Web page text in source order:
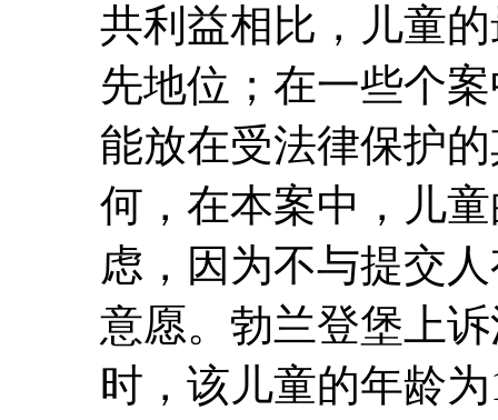
共利益相比，儿童
先地位；在一些个
能放在受法律保护
何，在本案中，儿
虑，因为不与提交
意愿。勃兰登堡上
时，该儿童的年龄